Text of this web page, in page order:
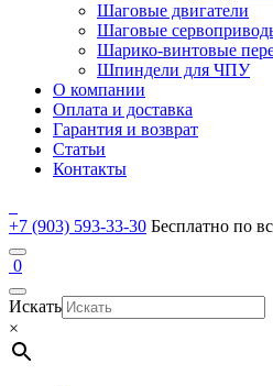
Шаговые двигатели
Шаговые
Шарико-винтовые
Шпиндели для ЧПУ
О компании
Оплата и доставка
Гарантия и возврат
Статьи
Контакты
+7 (903) 593-33-30 Бесплатно по
0
Искать
×